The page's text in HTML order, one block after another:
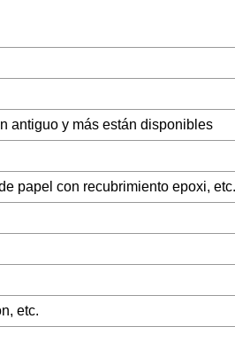
antiguo y más están disponibles
papel con recubrimiento epoxi, etc.
etc.